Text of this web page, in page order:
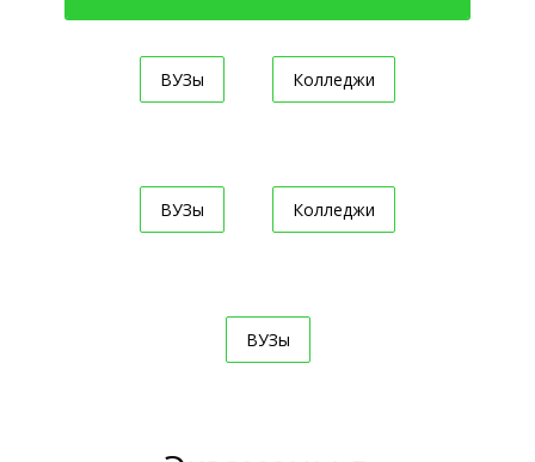
ВУЗы Колледжи
ВУЗы Колледжи
ВУЗы